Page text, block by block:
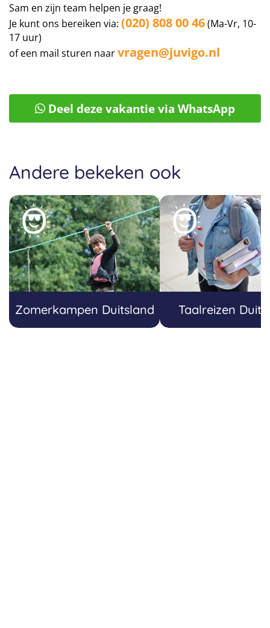
Sam en zijn team helpen je graag!
Je kunt ons bereiken via: (020) 808 00 46(Ma-Vr, 10-
17 uur)
of een mail sturen naarvragen@juvigo.nl
Deel deze vakantie via WhatsApp
Andere bekeken ook
Zomerkampen Duitsland Taalreizen